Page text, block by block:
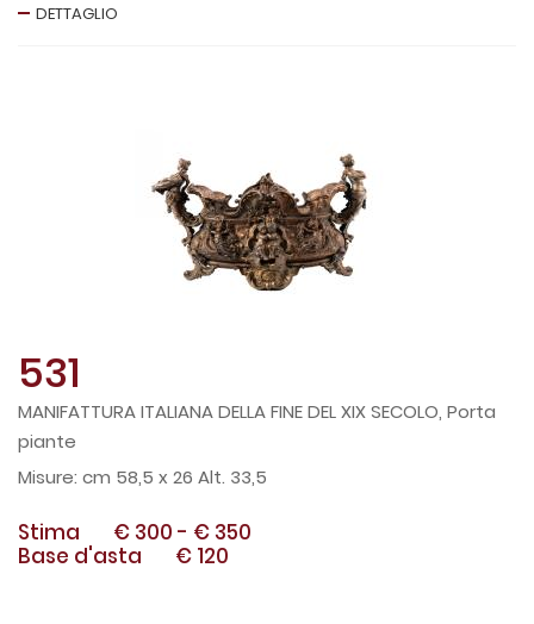
DETTAGLIO
531
MANIFATTURA ITALIANA DELLA FINE DEL XIX SECOLO, Porta
piante
cm 58,5 x 26 Alt. 33,5
Stima € 300 - € 350
Base d'asta
€ 120